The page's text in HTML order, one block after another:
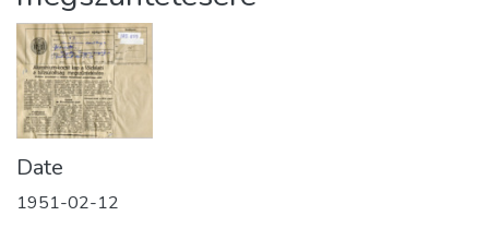
Date
1951-02-12